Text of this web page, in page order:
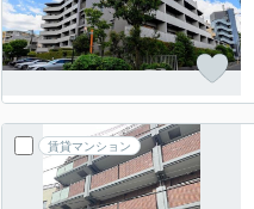
賃貸マンション